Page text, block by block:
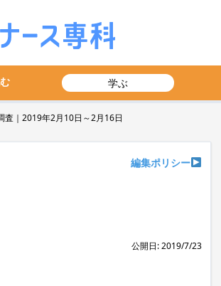
学ぶ
査｜2019年2月10日～2月16日
編集ポリシー
公開日: 2019/7/23